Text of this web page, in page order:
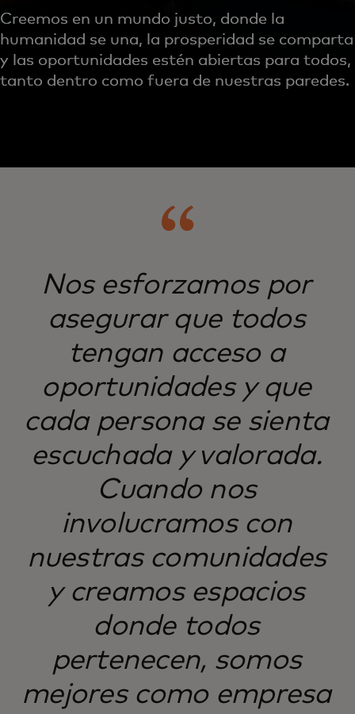
Creemos en un mundo justo, donde la
humanidad se una, la prosperidad se comparta
y las oportunidades estén abiertas para todos,
tanto dentro como fuera de nuestras paredes.
Nos esforzamos por
asegurar que todos
tengan acceso a
oportunidades y que
cada persona se sienta
escuchada y valorada.
Cuando nos
involucramos con
nuestras comunidades
y creamos espacios
donde todos
pertenecen, somos
mejores como empresa